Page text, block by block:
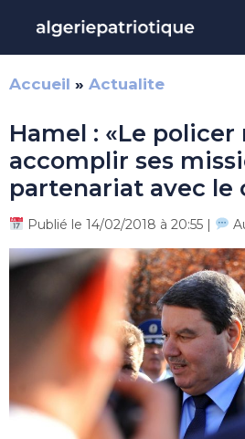
contenu
Accueil » Actualite
Hamel : «Le
accomplir ses
partenariat avec le
Publié le 14/02/2018 à 20:55 |